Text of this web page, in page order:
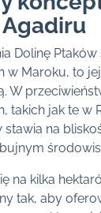
Dolinę
w Maroku, to
W
takich jak te w
stawia na
na kilka
tak, aby